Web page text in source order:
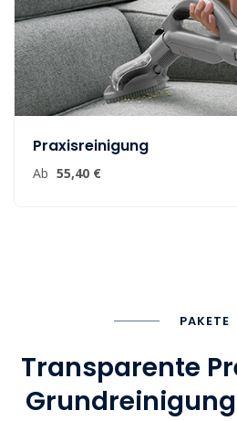
Praxisreinigung
Ab 55,40 €
PAKETE
Transparente